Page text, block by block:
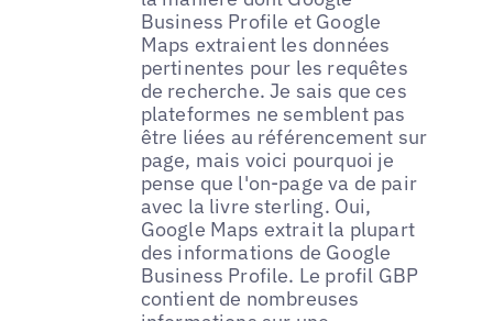
Business Profile et Google
Maps extraient les données
pertinentes pour les requêtes
de recherche. Je sais que ces
plateformes ne semblent pas
être liées au référencement sur
page, mais voici pourquoi je
pense que l'on-page va de pair
avec la livre sterling. Oui,
Google Maps extrait la plupart
des informations de Google
Business Profile. Le profil GBP
contient de nombreuses